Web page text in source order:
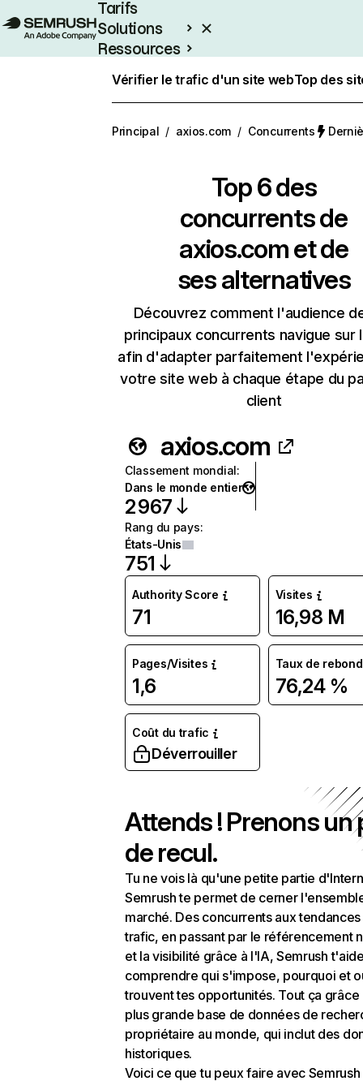
Tarifs
Solutions
Ressources
Vérifier le trafic d'un site webTop des
Principal / axios.com / Concurrents
Top 6 des
concurrents de
axios.com et de
ses alternatives
Découvrez comment l'audience
principaux concurrents navigue sur
afin d'adapter parfaitement
votre site web à chaque étape du
client
axios.com
Classement mondial:
Dans le monde entier
2 967
Rang du pays:
États-Unis
751
Authority Score
71
Visites
16,98 M
Pages/Visites
1,6
Taux de rebond
76,24 %
Coût du trafic
Déverrouiller
Attends ! Prenons un
de recul.
Tu ne vois là qu'une petite partie
Semrush te permet de cerner
marché. Des concurrents aux
trafic, en passant par le référencement
et la visibilité grâce à l'IA, Semrush
comprendre qui s'impose, pourquoi et
trouvent tes opportunités. Tout ça grâce
plus grande base de données de
propriétaire au monde, qui inclut des
historiques.
Voici ce que tu peux faire avec Semrush